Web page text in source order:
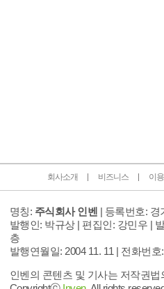
회사소개 비즈니스 이
명칭: 주식회사 인벤 | 등록번호: 경
발행인: 박규상 | 편집인: 강민우 |
층
발행연월일: 2004 11. 11 | 전화번호
인벤의 콘텐츠 및 기사는 저작권